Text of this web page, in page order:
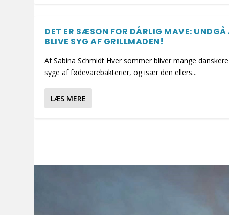
DET ER SÆSON FOR DÅRLIG MAVE:
BLIVE SYG AF GRILLMADEN!
Af Sabina Schmidt Hver sommer bliver mange danskere
syge af fødevarebakterier, og især den ellers...
LÆS MERE